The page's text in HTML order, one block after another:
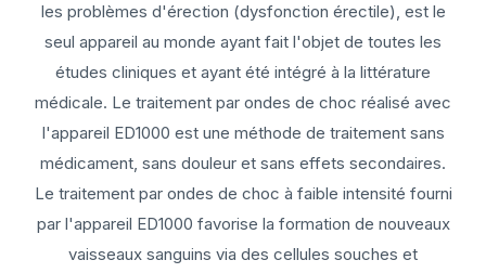
les problèmes d'érection (dysfonction érectile), est le
seul appareil au monde ayant fait l'objet de toutes les
études cliniques et ayant été intégré à la littérature
médicale. Le traitement par ondes de choc réalisé avec
l'appareil ED1000 est une méthode de traitement sans
médicament, sans douleur et sans effets secondaires.
Le traitement par ondes de choc à faible intensité fourni
par l'appareil ED1000 favorise la formation de nouveaux
vaisseaux sanguins via des cellules souches et